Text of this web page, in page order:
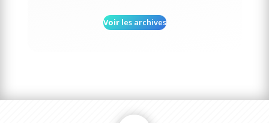
Voir les archives